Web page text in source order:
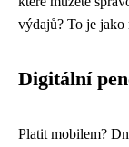
výdajů? To je jako
Digitální
Platit mobilem?